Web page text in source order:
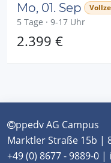
Mo, 01. Sep
5 Tage · 9-17 Uhr
2.399 €
ppedv AG Campus
Marktler Straße 15b |
+49 (0) 8677 - 9889-0